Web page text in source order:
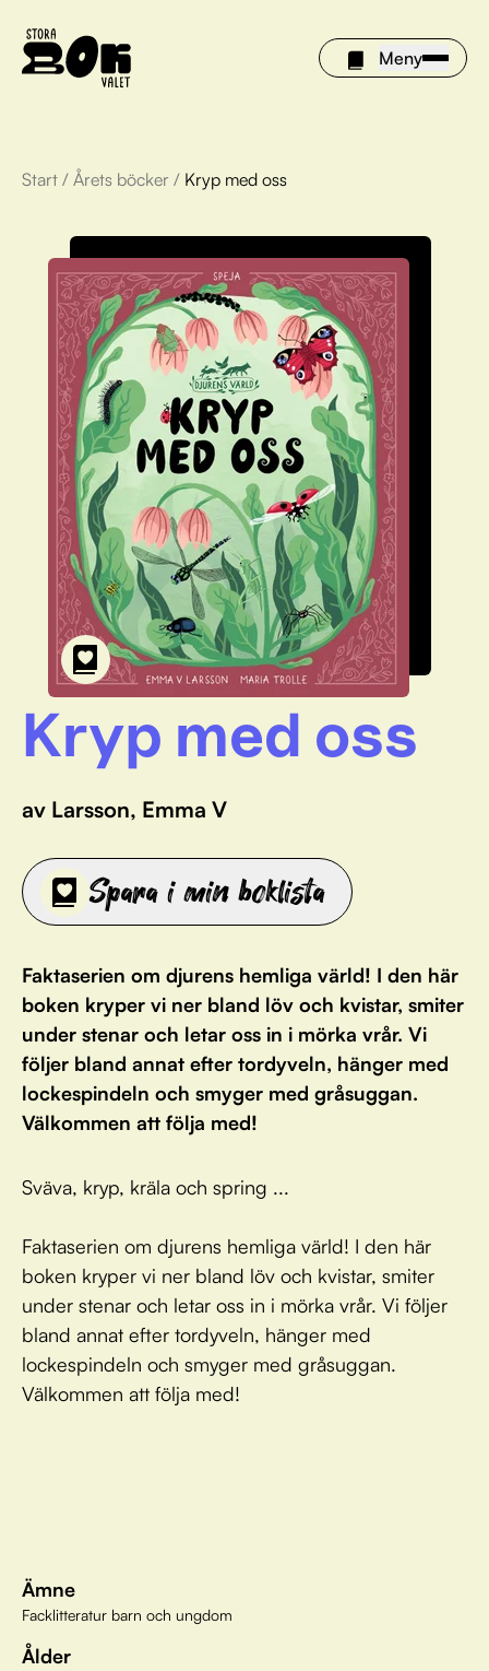
Meny
Årets böcker
Om Stora bokvalet
Olivia tipsar
Vinnare
FAQ
För bibliotek
Start / Årets böcker / Kryp med oss
Kryp med oss
av Larsson, Emma V
Spara i min boklista
Faktaserien om djurens hemliga värld! I den här
boken kryper vi ner bland löv och kvistar, smiter
under stenar och letar oss in i mörka vrår. Vi
följer bland annat efter tordyveln, hänger med
lockespindeln och smyger med gråsuggan.
Välkommen att följa med!
Sväva, kryp, kräla och spring ...
Faktaserien om djurens hemliga värld! I den här
boken kryper vi ner bland löv och kvistar, smiter
under stenar och letar oss in i mörka vrår. Vi följer
bland annat efter tordyveln, hänger med
lockespindeln och smyger med gråsuggan.
Välkommen att följa med!
Ämne
Facklitteratur barn och ungdom
Ålder